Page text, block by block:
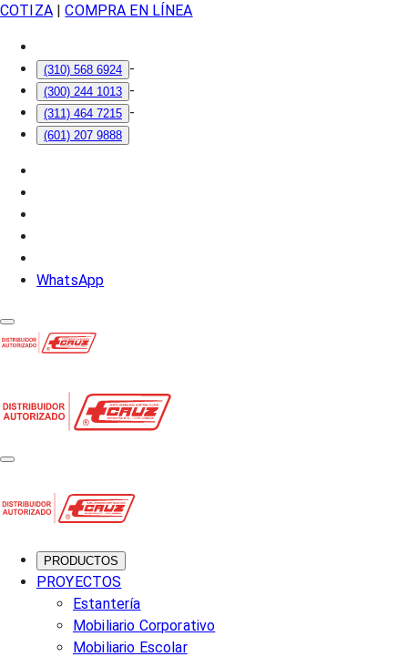
COTIZA| COMPRA EN LÍNEA
(310) 568 6924 -
(300) 244 1013 -
(311) 464 7215 -
(601) 207 9888
WhatsApp
PRODUCTOS
PROYECTOS
Estantería
Mobiliario Corporativo
Mobiliario Escolar